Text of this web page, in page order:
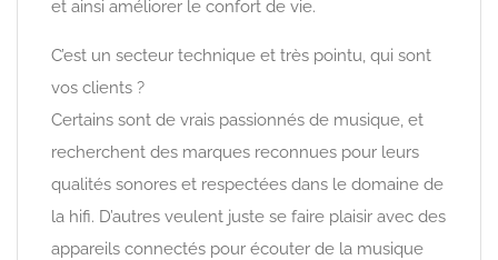
et ainsi améliorer le confort de vie.
C’est un secteur technique et très pointu, qui sont
vos clients ?
Certains sont de vrais passionnés de musique, et
recherchent des marques reconnues pour leurs
qualités sonores et respectées dans le domaine de
la hifi. D’autres veulent juste se faire plaisir avec des
appareils connectés pour écouter de la musique